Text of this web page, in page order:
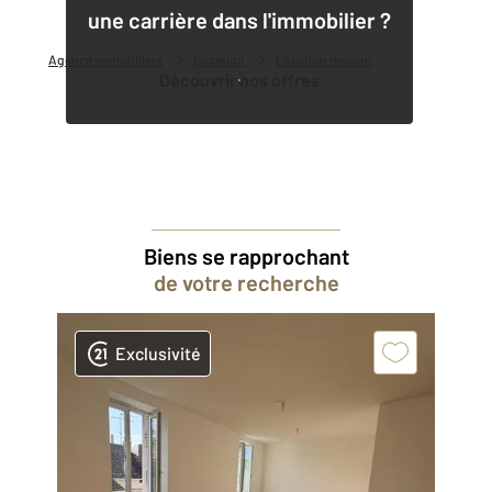
Agence immobilière
une carrière dans l'immobilier ?
Découvrir nos offres
Biens se rapprochant
de votre recherche
Exclusivité